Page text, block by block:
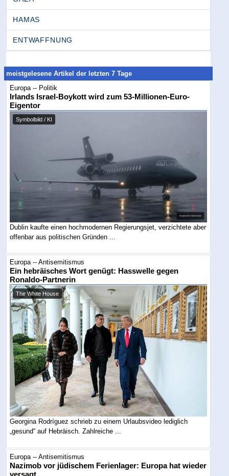
HAMAS
ENTWAFFNUNG
meistgelesene Artikel der letzten 7 Tage
Europa -- Politik
Irlands Israel-Boykott wird zum 53-Millionen-Euro-
Eigentor
Symbolbild / KI
Dublin kaufte einen hochmodernen Regierungsjet, verzichtete aber
offenbar aus politischen Gründen ...
Europa -- Antisemitismus
Ein hebräisches Wort genügt: Hasswelle gegen
Ronaldo-Partnerin
The White House
Georgina Rodríguez schrieb zu einem Urlaubsvideo lediglich
„gesund“ auf Hebräisch. Zahlreiche ...
Europa -- Antisemitismus
Nazimob vor jüdischem Ferienlager: Europa hat wieder
versagt